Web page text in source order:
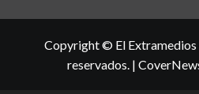
Copyright © El Extramedios
reservados. |